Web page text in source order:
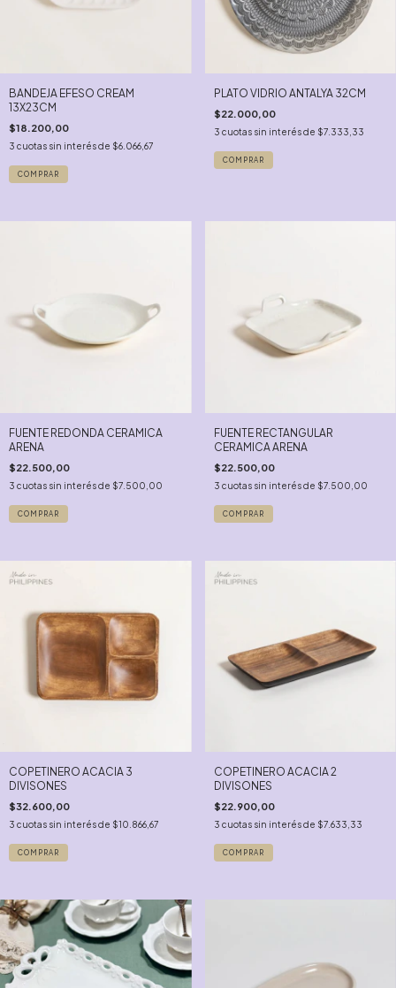
BANDEJA EFESO CREAM
13X23CM
$18.200,00
3 cuotas sin interés de $6.066,67
PLATO VIDRIO ANTALYA 32CM
$22.000,00
3 cuotas sin interés de $7.333,33
FUENTE REDONDA CERAMICA
ARENA
$22.500,00
3 cuotas sin interés de $7.500,00
FUENTE RECTANGULAR
CERAMICA ARENA
$22.500,00
3 cuotas sin interés de $7.500,00
COPETINERO ACACIA 3
DIVISONES
$32.600,00
3 cuotas sin interés de $10.866,67
COPETINERO ACACIA 2
DIVISONES
$22.900,00
3 cuotas sin interés de $7.633,33